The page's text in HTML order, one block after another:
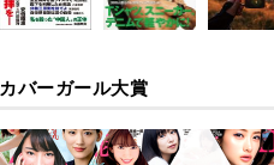
カバーガール大賞